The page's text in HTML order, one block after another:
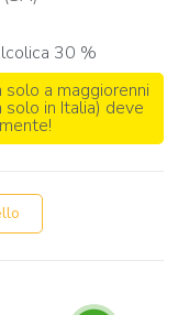
30 %
a maggiorenni
in Italia) deve